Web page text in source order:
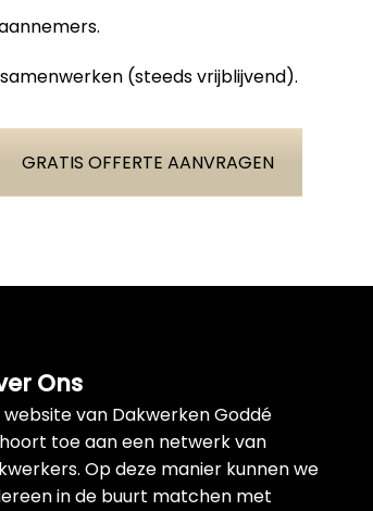
(steeds vrijblijvend).
GRATIS OFFERTE AANVRAGEN
Ons
website van Dakwerken Goddé
toe aan een netwerk van
Op deze manier kunnen we
in de buurt matchen met